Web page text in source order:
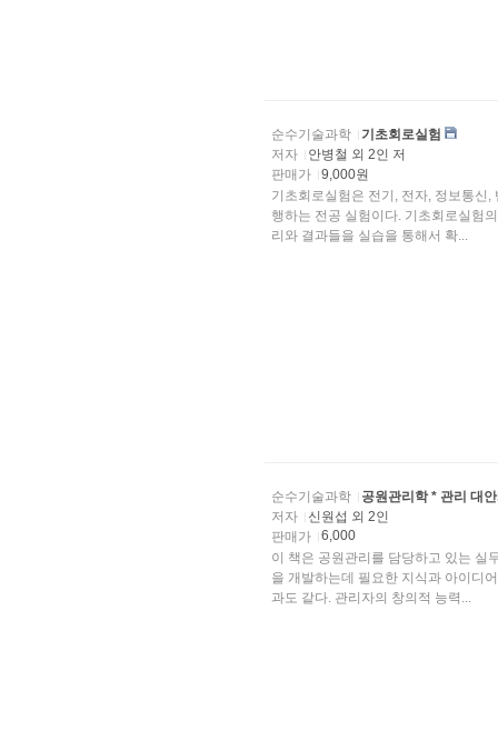
순수기술과학
기초회로실험
저자
안병철 외 2인 저
판매가
9,000원
기초회로실험은 전기, 전자, 정보통신
행하는 전공 실험이다. 기초회로실험의 목적은 회로이론 과목에서 강의를 통해
리와 결과들을 실습을 통해서 확...
순수기술과학
공원관리학 * 관리 대
저자
신원섭 외 2인
판매가
6,000
이 책은 공원관리를 담당하고 있는 실
을 개발하는데 필요한 지식과 아이디어를 제공하기 위해 쓰여 졌
과도 같다. 관리자의 창의적 능력...